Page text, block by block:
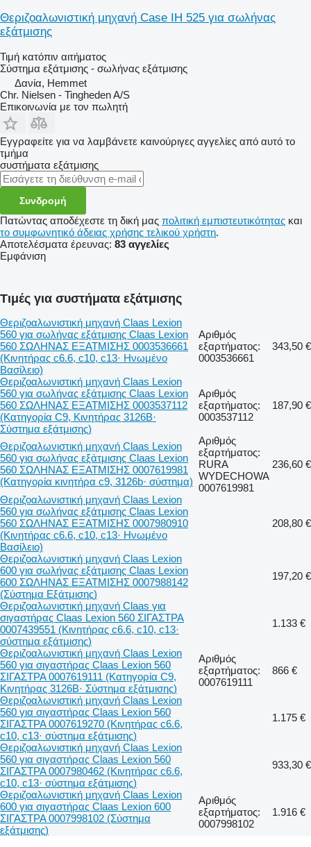
Θεριζοαλωνιστική μηχανή Case IH 525 για σωλήνας
εξάτμισης
Τιμή κατόπιν αιτήματος
Σύστημα εξάτμισης - σωλήνας εξάτμισης
Δανία, Hemmet
Chr. Nielsen - Tingheden A/S
Επικοινωνία με τον πωλητή
Εγγραφείτε για να λαμβάνετε καινούριγες αγγελίες από αυτό το
τμήμα
συστήματα εξάτμισης
Συνδρομή
Πατώντας αποδέχεστε τη δική μας πολιτική εμπιστευτικότητας και
το συμφωνητικό άδειας χρήσης τελικού χρήστη.
Αποτελέσματα έρευνας: 83 αγγελίες
Εμφάνιση
Τιμές για συστήματα εξάτμισης
Θεριζοαλωνιστική μηχανή Claas Lexion
560 για σωλήνας εξάτμισης Claas Lexion
560 ΣΩΛΗΝΑΣ ΕΞΑΤΜΙΣΗΣ 0003536661
(Κινητήρας c6.6, c10, c13· Ηνωμένο
Βασίλειο)
Αριθμός
εξαρτήματος:
0003536661
343,50 €
Θεριζοαλωνιστική μηχανή Claas Lexion
560 για σωλήνας εξάτμισης Claas Lexion
560 ΣΩΛΗΝΑΣ ΕΞΑΤΜΙΣΗΣ 0003537112
(Κατηγορία C9, Κινητήρας 3126B·
Σύστημα εξάτμισης)
Αριθμός
εξαρτήματος:
0003537112
187,90 €
Θεριζοαλωνιστική μηχανή Claas Lexion
560 για σωλήνας εξάτμισης Claas Lexion
560 ΣΩΛΗΝΑΣ ΕΞΑΤΜΙΣΗΣ 0007619981
(Κατηγορία κινητήρα c9, 3126b· σύστημα)
Αριθμός
εξαρτήματος:
RURA
WYDECHOWA
0007619981
236,60 €
Θεριζοαλωνιστική μηχανή Claas Lexion
560 για σωλήνας εξάτμισης Claas Lexion
560 ΣΩΛΗΝΑΣ ΕΞΑΤΜΙΣΗΣ 0007980910
(Κινητήρας c6.6, c10, c13· Ηνωμένο
Βασίλειο)
208,80 €
Θεριζοαλωνιστική μηχανή Claas Lexion
600 για σωλήνας εξάτμισης Claas Lexion
600 ΣΩΛΗΝΑΣ ΕΞΑΤΜΙΣΗΣ 0007988142
(Σύστημα Εξάτμισης)
197,20 €
Θεριζοαλωνιστική μηχανή Claas για
σιγαστήρας Claas Lexion 560 ΣΙΓΑΣΤΡΑ
0007439551 (Κινητήρας c6.6, c10, c13·
σύστημα εξάτμισης)
1.133 €
Θεριζοαλωνιστική μηχανή Claas Lexion
560 για σιγαστήρας Claas Lexion 560
ΣΙΓΑΣΤΡΑ 0007619111 (Κατηγορία C9,
Κινητήρας 3126B· Σύστημα εξάτμισης)
Αριθμός
εξαρτήματος:
0007619111
866 €
Θεριζοαλωνιστική μηχανή Claas Lexion
560 για σιγαστήρας Claas Lexion 560
ΣΙΓΑΣΤΡΑ 0007619270 (Κινητήρας c6.6,
c10, c13· σύστημα εξάτμισης)
1.175 €
Θεριζοαλωνιστική μηχανή Claas Lexion
560 για σιγαστήρας Claas Lexion 560
ΣΙΓΑΣΤΡΑ 0007980462 (Κινητήρας c6.6,
c10, c13· σύστημα εξάτμισης)
933,30 €
Θεριζοαλωνιστική μηχανή Claas Lexion
600 για σιγαστήρας Claas Lexion 600
ΣΙΓΑΣΤΡΑ 0007998102 (Σύστημα
εξάτμισης)
Αριθμός
εξαρτήματος:
0007998102
1.916 €